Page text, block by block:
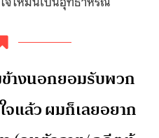
างนอกยอมรับพวก
แล้ว ผมก็เลยอยาก